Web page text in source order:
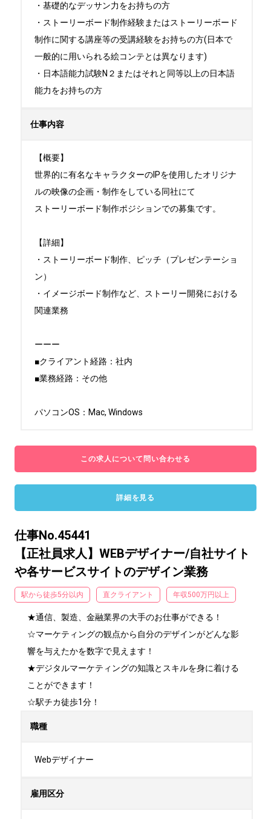
・基礎的なデッサン力をお持ちの方
・ストーリーボード制作経験またはストーリーボード
制作に関する講座等の受講経験をお持ちの方(日本で
一般的に用いられる絵コンテとは異なります)
・日本語能力試験N２またはそれと同等以上の日本語
能力をお持ちの方
仕事内容
【概要】
世界的に有名なキャラクターのIPを使用したオリジナ
ルの映像の企画・制作をしている同社にて
ストーリーボード制作ポジションでの募集です。
【詳細】
・ストーリーボード制作、ピッチ（プレゼンテーショ
ン）
・イメージボード制作など、ストーリー開発における
関連業務
ーーー
■クライアント経路：社内
■業務経路：その他
パソコンOS：Mac, Windows
この求人について問い合わせる
詳細を見る
仕事No.45441
【正社員求人】WEBデザイナー/自社サイト
や各サービスサイトのデザイン業務
駅から徒歩5分以内 直クライアント 年収500万円以上
★通信、製造、金融業界の大手のお仕事ができる！
☆マーケティングの観点から自分のデザインがどんな影
響を与えたかを数字で見えます！
★デジタルマーケティングの知識とスキルを身に着ける
ことができます！
☆駅チカ徒歩1分！
職種
Webデザイナー
雇用区分